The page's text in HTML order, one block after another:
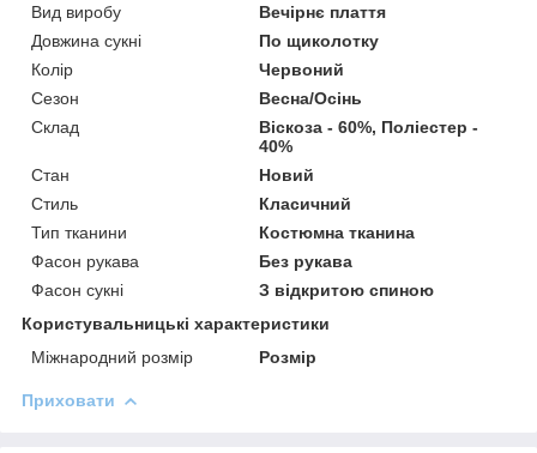
Вид виробу
Вечірнє плаття
Довжина сукні
По щиколотку
Колір
Червоний
Сезон
Весна/Осінь
Склад
Віскоза - 60%, Поліестер -
40%
Стан
Новий
Стиль
Класичний
Тип тканини
Костюмна тканина
Фасон рукава
Без рукава
Фасон сукні
З відкритою спиною
Користувальницькі характеристики
Міжнародний розмір
Розмір
Приховати